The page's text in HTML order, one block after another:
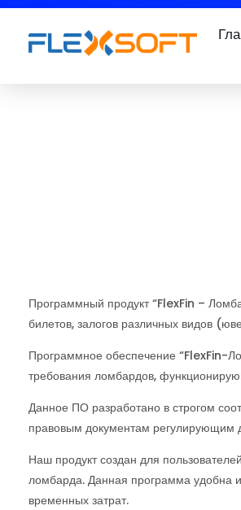
Программный продукт “FlexFin –
билетов, залогов различных видов
Программное обеспечение “FlexFin-
требования ломбардов,
Данное ПО разработано в строгом
правовым документам регулирующим
Наш продукт создан для
ломбарда. Данная программа удобна
временных затрат.